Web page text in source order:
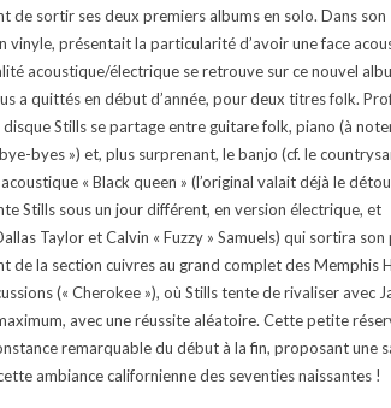
de sortir ses deux premiers albums en solo. Dans son
vinyle, présentait la particularité d’avoir une face
acoustique/électrique se retrouve sur ce nouvel
a quittés en début d’année, pour deux titres folk.
Stills se partage entre guitare folk, piano (à
byes ») et, plus surprenant, le banjo (cf. le
« Black queen » (l’original valait déjà le
Stills sous un jour différent, en version électrique, et
Taylor et Calvin « Fuzzy » Samuels) qui sortira
de la section cuivres au grand complet des Memphis
(« Cherokee »), où Stills tente de rivaliser avec
avec une réussite aléatoire. Cette petite
remarquable du début à la fin, proposant une
ambiance californienne des seventies naissantes !